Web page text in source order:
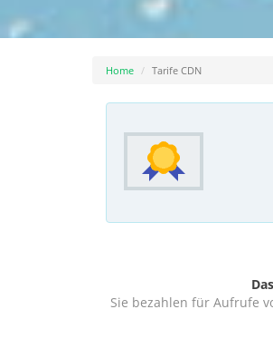
Home Tarife CDN
Sie bezahlen für Aufrufe